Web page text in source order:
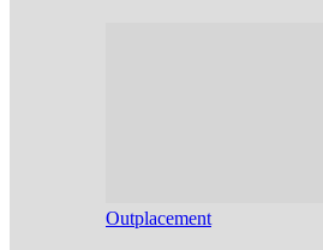
Outplacement